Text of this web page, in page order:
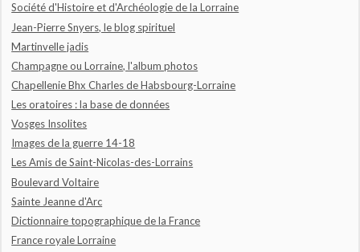
Société d'Histoire et d'Archéologie de la Lorraine
Jean-Pierre Snyers, le blog spirituel
Martinvelle jadis
Champagne ou Lorraine, l'album photos
Chapellenie Bhx Charles de Habsbourg-Lorraine
Les oratoires : la base de données
Vosges Insolites
Images de la guerre 14-18
Les Amis de Saint-Nicolas-des-Lorrains
Boulevard Voltaire
Sainte Jeanne d'Arc
Dictionnaire topographique de la France
France royale Lorraine